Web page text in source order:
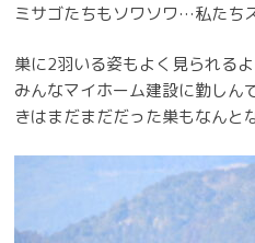
ミサゴたちもソワソワ…私たち
巣に2羽いる姿もよく見られる
みんなマイホーム建設に勤しん
きはまだまだだった巣もなんと